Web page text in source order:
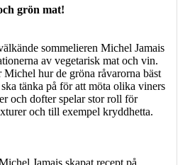
grön mat!
sommelieren Michel Jamais
av vegetarisk mat och vin.
hur de gröna råvarorna bäst
tänka på för att möta olika viners
och dofter spelar stor roll för
och till exempel kryddhetta.
Jamais skapat recept på